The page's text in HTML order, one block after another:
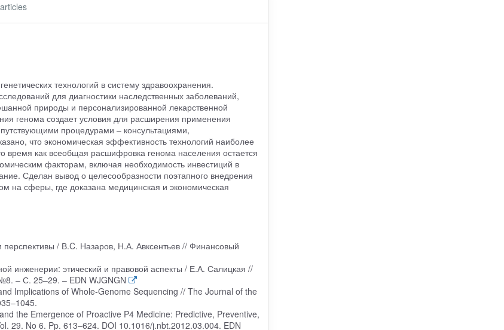
технологий в систему здравоохранения.
для диагностики наследственных заболеваний,
природы и персонализированной лекарственной
генома создает условия для расширения применения
процедурами – консультациями,
что экономическая эффективность технологий наиболее
время как всеобщая расшифровка генома населения остается
факторам, включая необходимость инвестиций в
Сделан вывод о целесообразности поэтапного внедрения
на сферы, где доказана медицинская и экономическая
/ В.C. Назаров, Н.А. Авксентьев // Финансовый
инженерии: этический и правовой аспекты / Е.А. Салицкая //
– С. 25–29. – EDN WJGNGN
Implications of Whole-Genome Sequencing // The Journal of the
the Emergence of Proactive P4 Medicine: Predictive, Preventive,
29. No 6. Pp. 613–624. DOI 10.1016/j.nbt.2012.03.004. EDN